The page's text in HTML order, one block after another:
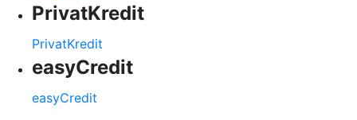
PrivatKredit
PrivatKredit
easyCredit
easyCredit